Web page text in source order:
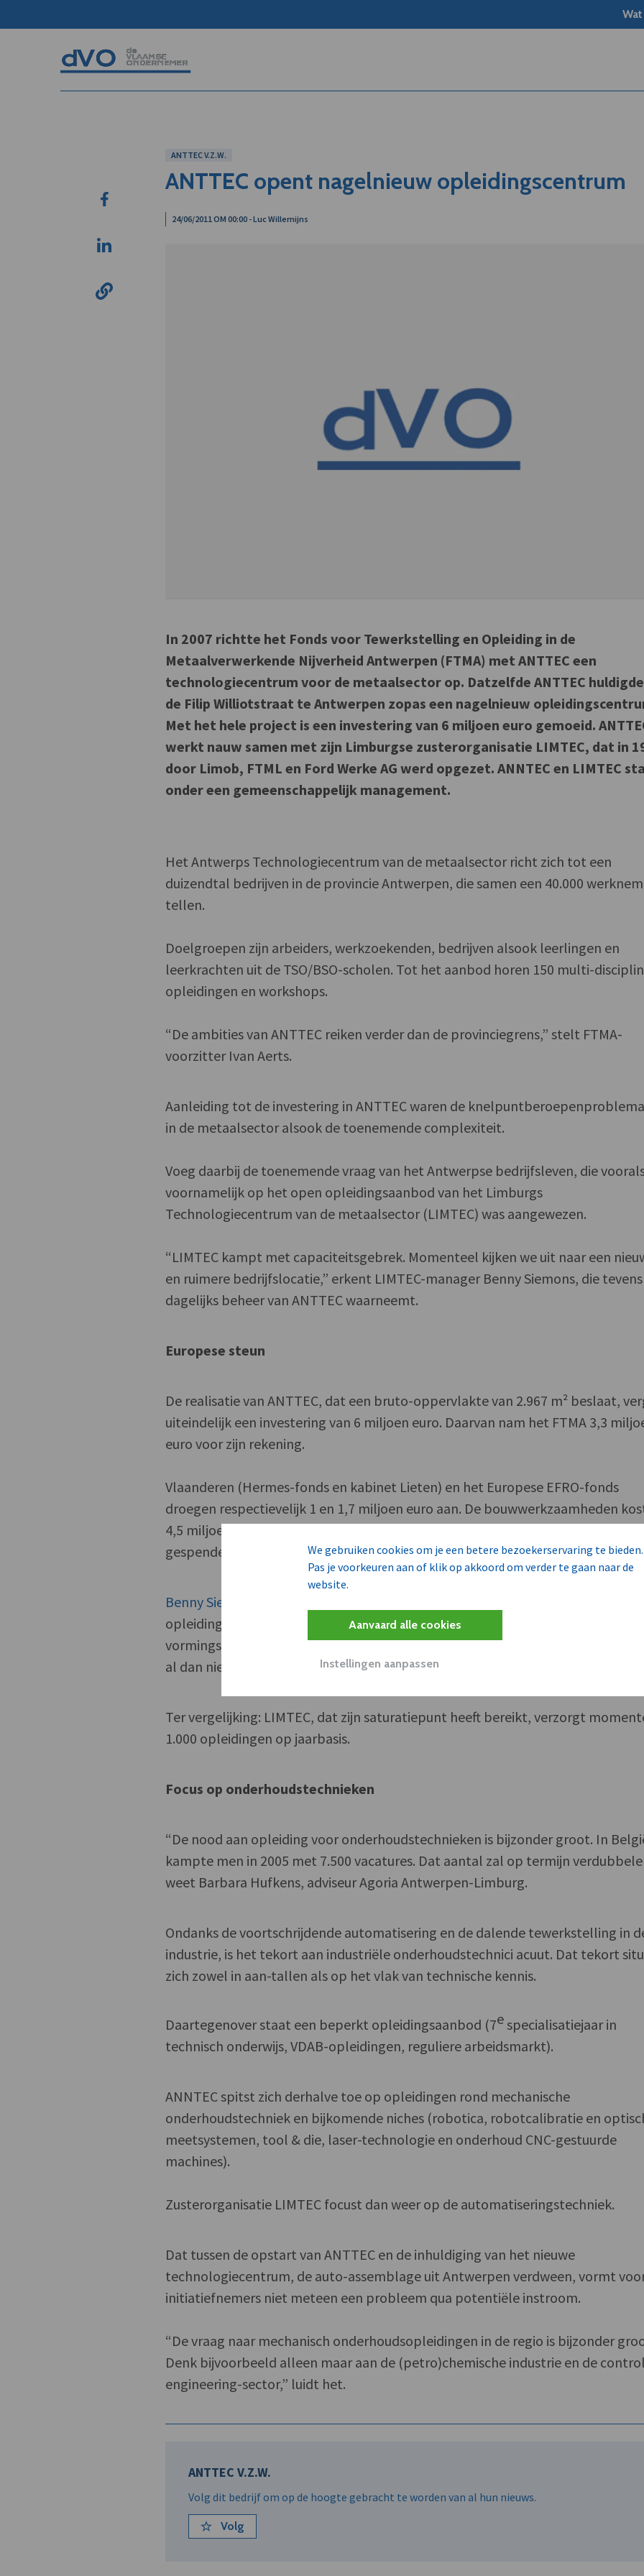
We gebruiken cookies om je een betere bezoekerservaring te bieden.
Pas je voorkeuren aan of klik op akkoord om verder te gaan naar de
website.
Aanvaard alle cookies
Instellingen aanpassen
ANTTEC V.Z.W.
ANTTEC opent nagelnieuw opleidingscentrum
24/06/2011 OM 00:00 - Luc Willemijns
In 2007 richtte het Fonds voor Tewerkstelling en Opleiding in de
Metaalverwerkende Nijverheid Antwerpen (FTMA) met ANTTEC een
technologiecentrum voor de metaalsector op. Datzelfde ANTTEC
de Filip Williotstraat te Antwerpen zopas een nagelnieuw
Met het hele project is een investering van 6 miljoen euro gemoeid.
werkt nauw samen met zijn Limburgse zusterorganisatie LIMTEC, dat in
door Limob, FTML en Ford Werke AG werd opgezet. ANNTEC en LIMTEC
onder een gemeenschappelijk management.
Het Antwerps Technologiecentrum van de metaalsector richt zich tot een
duizendtal bedrijven in de provincie Antwerpen, die samen een 40.000
tellen.
Doelgroepen zijn arbeiders, werkzoekenden, bedrijven alsook leerlingen en
leerkrachten uit de TSO/BSO-scholen. Tot het aanbod horen 150 multi-
opleidingen en workshops.
“De ambities van ANTTEC reiken verder dan de provinciegrens,” stelt FTMA-
voorzitter Ivan Aerts.
Aanleiding tot de investering in ANTTEC waren de
in de metaalsector alsook de toenemende complexiteit.
Voeg daarbij de toenemende vraag van het Antwerpse bedrijfsleven, die
voornamelijk op het open opleidingsaanbod van het Limburgs
Technologiecentrum van de metaalsector (LIMTEC) was aangewezen.
“LIMTEC kampt met capaciteitsgebrek. Momenteel kijken we uit naar een
en ruimere bedrijfslocatie,” erkent LIMTEC-manager Benny Siemons, die
dagelijks beheer van ANTTEC waarneemt.
Europese steun
De realisatie van ANTTEC, dat een bruto-oppervlakte van 2.967 m² beslaat,
uiteindelijk een investering van 6 miljoen euro. Daarvan nam het FTMA 3,3
euro voor zijn rekening.
Vlaanderen (Hermes-fonds en kabinet Lieten) en het Europese EFRO-fonds
droegen respectievelijk 1 en 1,7 miljoen euro aan. De bouwwerkzaamheden
4,5 miljoen euro. Nog eens 1,5 miljoen euro werd aan didactische apparatuur
gespendeerd.
Benny Siemons
opleidingen. Jaarlijks willen we meer dan 1.000 werknemers opleiden in
vormingstrajecten van gemiddeld vijf dagen. Wat het onderwijs betreft, mikken
al dan niet in samenwerking met het RTC, op 200 docenten en 1.000 studenten”.
Ter vergelijking: LIMTEC, dat zijn saturatiepunt heeft bereikt, verzorgt
1.000 opleidingen op jaarbasis.
Focus op onderhoudstechnieken
“De nood aan opleiding voor onderhoudstechnieken is bijzonder groot. In
kampte men in 2005 met 7.500 vacatures. Dat aantal zal op termijn
weet Barbara Hufkens, adviseur Agoria Antwerpen-Limburg.
Ondanks de voortschrijdende automatisering en de dalende tewerkstelling in
industrie, is het tekort aan industriële onderhoudstechnici acuut. Dat tekort
zich zowel in aan-tallen als op het vlak van technische kennis.
Daartegenover staat een beperkt opleidingsaanbod (7especialisatiejaar in
technisch onderwijs, VDAB-opleidingen, reguliere arbeidsmarkt).
ANNTEC spitst zich derhalve toe op opleidingen rond mechanische
onderhoudstechniek en bijkomende niches (robotica, robotcalibratie en
meetsystemen, tool & die, laser-technologie en onderhoud CNC-gestuurde
machines).
Zusterorganisatie LIMTEC focust dan weer op de automatiseringstechniek.
Dat tussen de opstart van ANTTEC en de inhuldiging van het nieuwe
technologiecentrum, de auto-assemblage uit Antwerpen verdween, vormt
initiatiefnemers niet meteen een probleem qua potentiële instroom.
“De vraag naar mechanisch onderhoudsopleidingen in de regio is bijzonder
Denk bijvoorbeeld alleen maar aan de (petro)chemische industrie en de
engineering-sector,” luidt het.
ANTTEC V.Z.W.
Volg dit bedrijf om op de hoogte gebracht te worden van al hun nieuws.
Volg